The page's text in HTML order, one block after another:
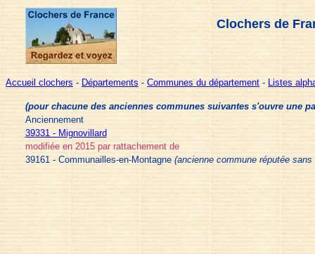
Clochers de
Accueil clochers - Départements - Communes du département - Listes
(pour chacune des anciennes communes suivantes s'ouvre une
Anciennement
39331 - Mignovillard
modifiée en 2015 par rattachement de
39161 - Communailles-en-Montagne (ancienne commune réputée sans